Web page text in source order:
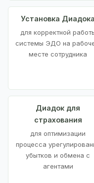
Установка Диадока
для корректной
системы ЭДО на
месте сотрудника
Диадок для
страхования
для оптимизации
процесса
убытков и обмена с
агентами